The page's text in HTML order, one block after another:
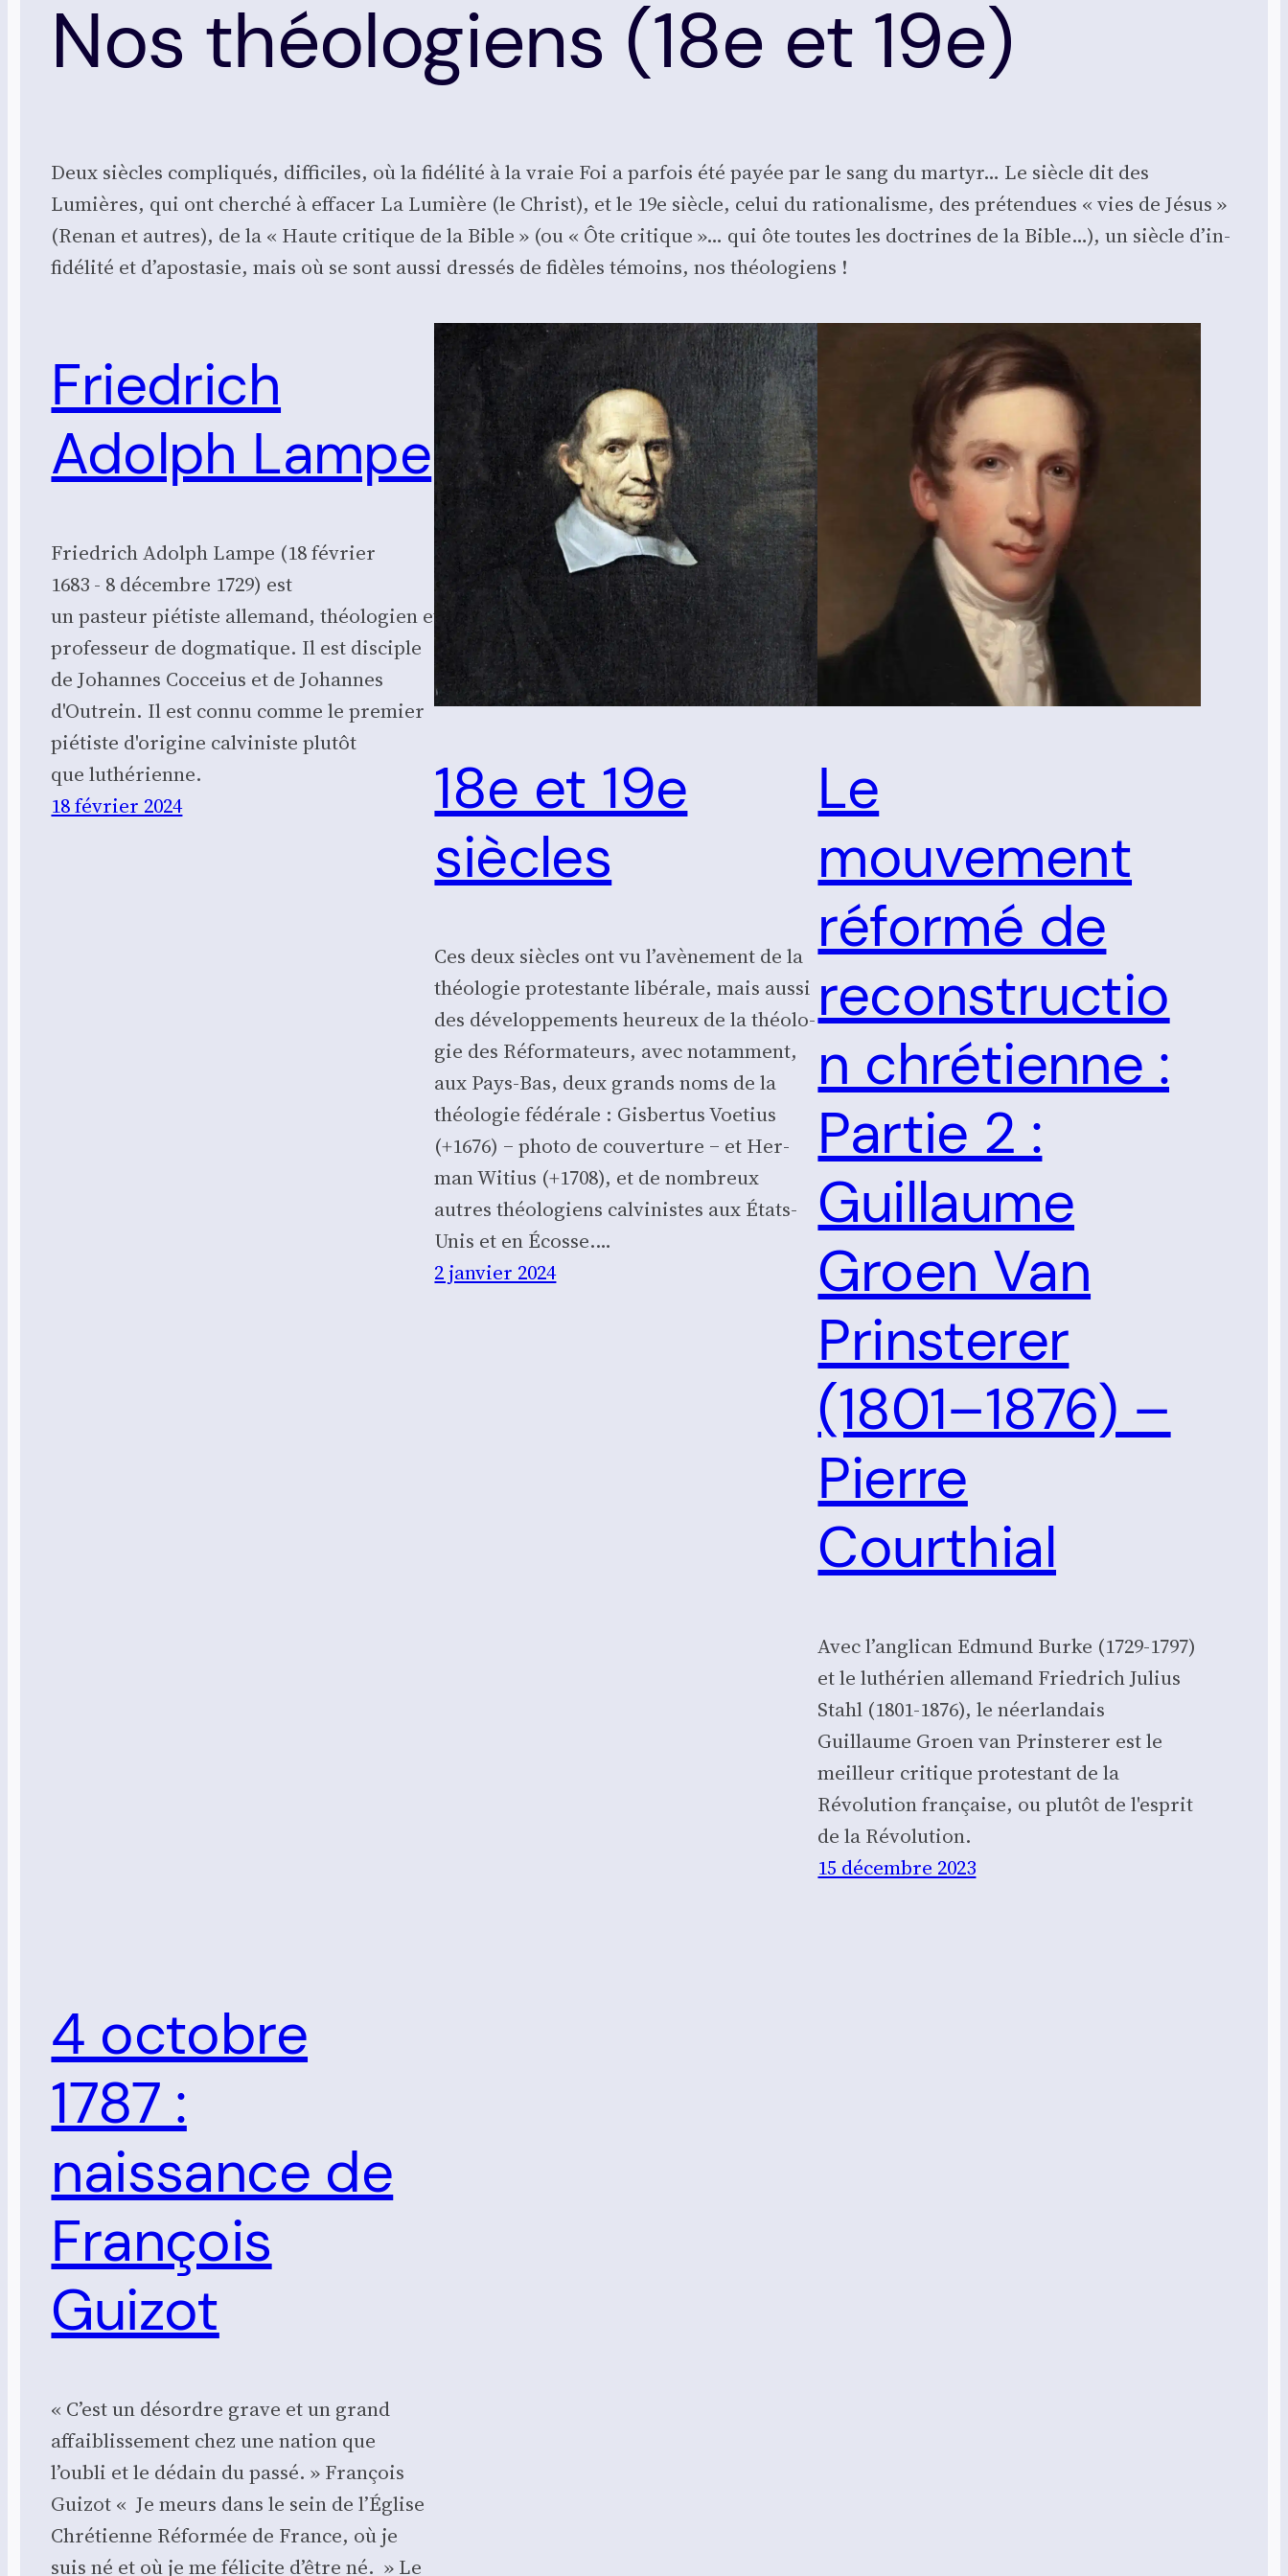
Nos théologiens (18e et 19e)
Deux siècles com­pli­qués, dif­fi­ciles, où la fidé­li­té à la vraie Foi a par­fois été payée par le sang du mar­tyr… Le siècle dit des
Lumières, qui ont cher­ché à effa­cer La Lumière (le Christ), et le 19e siècle, celui du ratio­na­lisme, des pré­ten­dues « vies de Jésus »
(Renan et autres), de la « Haute cri­tique de la Bible » (ou « Ôte cri­tique »… qui ôte toutes les doc­trines de la Bible…), un siècle d’in­
fi­dé­li­té et d’a­po­sta­sie, mais où se sont aus­si dres­sés de fidèles témoins, nos théo­lo­giens !
Friedrich
Adolph Lampe
Friedrich Adolph Lampe (18 février
1683 - 8 décembre 1729) est
un pasteur piétiste allemand, théologien et
professeur de dogmatique. Il est disciple
de Johannes Cocceius et de Johannes
d'Outrein. Il est connu comme le premier
piétiste d'origine calviniste plutôt
que luthérienne.
18 février 2024
18e et 19e
siècles
Ces deux siècles ont vu l’a­vè­ne­ment de la
théo­lo­gie pro­tes­tante libé­rale, mais aus­si
des déve­lop­pe­ments heu­reux de la théo­lo­
gie des Réfor­ma­teurs, avec notam­ment,
aux Pays-Bas, deux grands noms de la
théo­lo­gie fédé­rale : Gis­ber­tus Voe­tius
(+1676) ‒ pho­to de cou­ver­ture ‒ et Her­
man Witius (+1708), et de nom­breux
autres théo­lo­giens cal­vi­nistes aux États-
Unis et en Écosse.…
2 janvier 2024
Le
mouvement
réformé de
reconstructio
n chrétienne :
Partie 2 :
Guillaume
Groen Van
Prinsterer
(1801–1876) –
Pierre
Courthial
Avec l’anglican Edmund Burke (1729-1797)
et le luthérien allemand Friedrich Julius
Stahl (1801-1876), le néerlandais
Guillaume Groen van Prinsterer est le
meilleur critique protestant de la
Révolution française, ou plutôt de l'esprit
de la Révolution.
15 décembre 2023
4 octobre
1787 :
naissance de
François
Guizot
« C’est un désordre grave et un grand
affai­blis­se­ment chez une nation que
l’oubli et le dédain du pas­sé. » Fran­çois
Gui­zot « Je meurs dans le sein de l’Église
Chré­tienne Réfor­mée de France, où je
suis né et où je me féli­cite d’être né. » Le